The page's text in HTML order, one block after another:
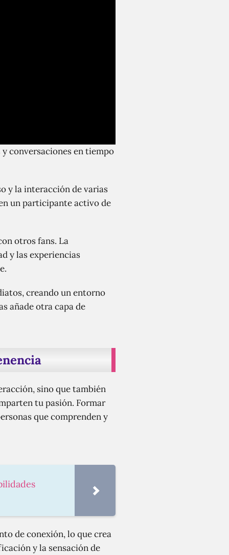
conversaciones en tiempo
y la interacción de varias
un participante activo de
otros fans. La
y las experiencias
creando un entorno
añade otra capa de
sino que también
tu pasión. Formar
que comprenden y
de conexión, lo que crea
y la sensación de